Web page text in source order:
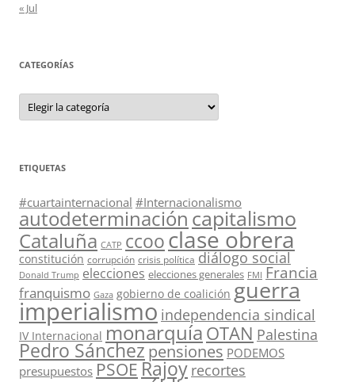
« Jul
CATEGORÍAS
Categorías
ETIQUETAS
#cuartainternacional #Internacionalismo
autodeterminación capitalismo
Cataluña CATP ccooclase obrera
constitución corrupción crisis política diálogo social
Donald Trump elecciones elecciones generales FMI Francia
franquismo Gaza gobierno de coalición guerra
imperialismo independencia sindical
IV Internacional monarquía OTAN Palestina
Pedro Sánchezpensiones PODEMOS
presupuestos PSOERajoy recortes